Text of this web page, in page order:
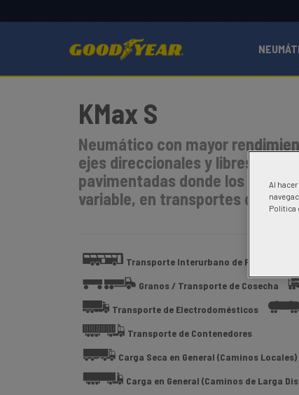
KMax S
Neumático con mayor
ejes direccionales y libres de
pavimentadas donde los
variable, en transportes de
Transporte Interurbano de Pasajeros
Granos / Transporte de Cosecha
Transporte de Electrodomésticos
Transporte de Contenedores
Carga Seca en General (Caminos Locales)
Carga en General (Caminos de Larga
Al
Politica